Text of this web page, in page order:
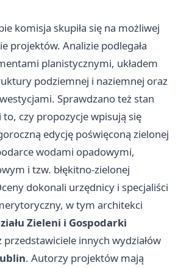
komisja skupiła się na możliwej
projektów. Analizie podlegała
planistycznymi, układem
podziemnej i naziemnej oraz
Sprawdzano też stan
to, czy propozycje wpisują się
edycję poświęconą zielonej
wodami opadowymi,
i tzw. błękitno-zielonej
dokonali urzędnicy i specjaliści
w tym architekci
Zieleni i Gospodarki
przedstawiciele innych wydziałów
. Autorzy projektów mają